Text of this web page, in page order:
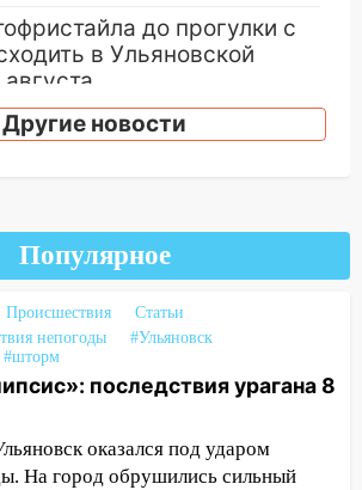
до прогулки с
в Ульяновской
ульяновской
дорогах: пострадали
мотоциклисты и
крупных аварий в
области
со свечой, 16 сгоревших
за водку
будет днем 8
Другие новости
Популярное
Происшествия
Статьи
непогоды
#Ульяновск
#шторм
последствия урагана 8
оказался под ударом
На город обрушились сильный